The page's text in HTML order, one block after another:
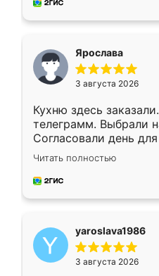
Ярослава
3 августа 2026
Кухню здесь
телеграмм. Выбрали
Согласовали день
недели кухня была
довольны работой.
мебель за
Читать полностью
yaroslava1986
3 августа 2026